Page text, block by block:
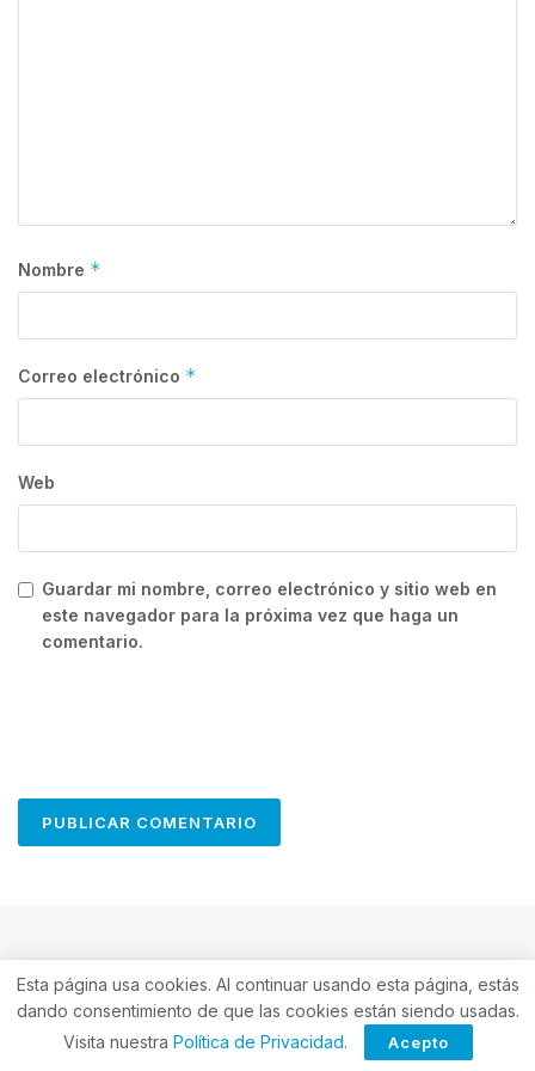
Nombre *
Correo electrónico *
Web
Guardar mi nombre, correo electrónico y sitio web en
este navegador para la próxima vez que haga un
comentario.
Esta página usa cookies. Al continuar usando esta página, estás
dando consentimiento de que las cookies están siendo usadas.
Visita nuestra Política de Privacidad. Acepto